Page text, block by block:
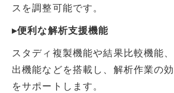
スを調整可能です。
▸便利な解析支援機能
スタディ複製機能や結果比較機能
出機能などを搭載し、解析作業の
をサポートします。